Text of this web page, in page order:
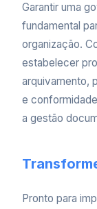
Garantir uma
fundamental
organização.
estabelecer
arquivamento,
e
a gestão
Pronto para